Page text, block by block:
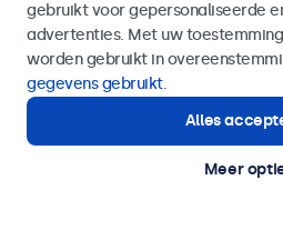
24 Inch Monitor Metaal
Artikelnummer:24HD7M
100+ stuks beschikbaar
1920 x 1080 resolutie (Full HD)
Verzenden
Of bel ons op
Hulp of advies nodig?
Direct contact met een specialist.
gebruikt voor gepersonaliseerde
advertenties. Met uw
worden gebruikt in
gegevens gebruikt.
Alles
Meer